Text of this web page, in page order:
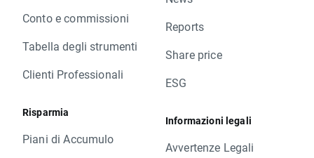
Conto e commissioni
Tabella degli strumenti
Clienti Professionali
Risparmia
Piani di Accumulo
Reports
Share price
ESG
Informazioni legali
Avvertenze Legali